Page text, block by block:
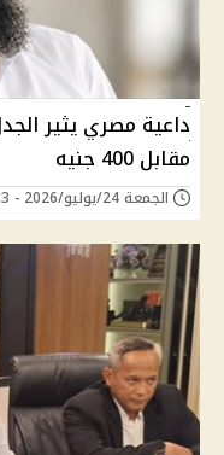
داعية مصري يثير
مقابل 400 جنيه
الجمعة 24/يوليو/2026 - 07:33 م